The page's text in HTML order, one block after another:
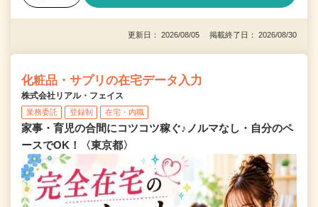
更新日： 2026/08/05 掲載終了日： 2026/08/30
化粧品・サプリの在宅データ入力
株式会社リアル・フェイス
業務委託 登録制 在宅・内職
家事・育児の合間にコツコツ稼ぐ♪ノルマなし・自分のペ
ースでOK！〈東京都〉